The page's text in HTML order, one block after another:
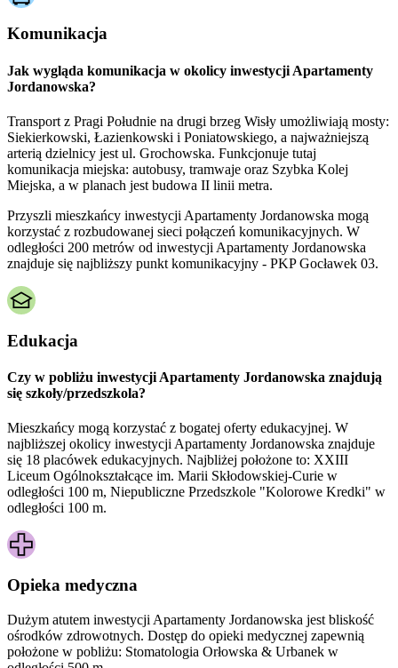
Komunikacja
Jak wygląda komunikacja w okolicy inwestycji Apartamenty
Jordanowska?
Transport z Pragi Południe na drugi brzeg Wisły umożliwiają mosty:
Siekierkowski, Łazienkowski i Poniatowskiego, a najważniejszą
arterią dzielnicy jest ul. Grochowska. Funkcjonuje tutaj
komunikacja miejska: autobusy, tramwaje oraz Szybka Kolej
Miejska, a w planach jest budowa II linii metra.
Przyszli mieszkańcy inwestycji Apartamenty Jordanowska mogą
korzystać z rozbudowanej sieci połączeń komunikacyjnych. W
odległości 200 metrów od inwestycji Apartamenty Jordanowska
znajduje się najbliższy punkt komunikacyjny - PKP Gocławek 03.
Edukacja
Czy w pobliżu inwestycji Apartamenty Jordanowska znajdują
się szkoły/przedszkola?
Mieszkańcy mogą korzystać z bogatej oferty edukacyjnej. W
najbliższej okolicy inwestycji Apartamenty Jordanowska znajduje
się 18 placówek edukacyjnych. Najbliżej położone to: XXIII
Liceum Ogólnokształcące im. Marii Skłodowskiej-Curie w
odległości 100 m, Niepubliczne Przedszkole "Kolorowe Kredki" w
odległości 100 m.
Opieka medyczna
Dużym atutem inwestycji Apartamenty Jordanowska jest bliskość
ośrodków zdrowotnych. Dostęp do opieki medycznej zapewnią
położone w pobliżu: Stomatologia Orłowska & Urbanek w